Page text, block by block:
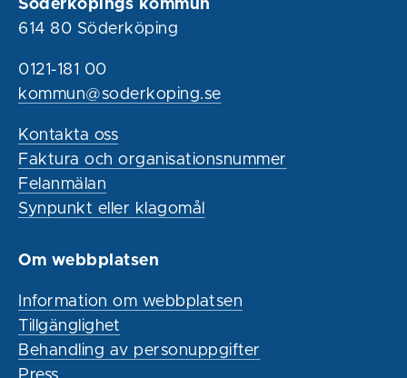
Söderköpings kommun
614 80 Söderköping
0121-181 00
kommun@soderkoping.se
Kontakta oss
Faktura och organisationsnummer
Felanmälan
Synpunkt eller klagomål
Om webbplatsen
Information om webbplatsen
Tillgänglighet
Behandling av personuppgifter